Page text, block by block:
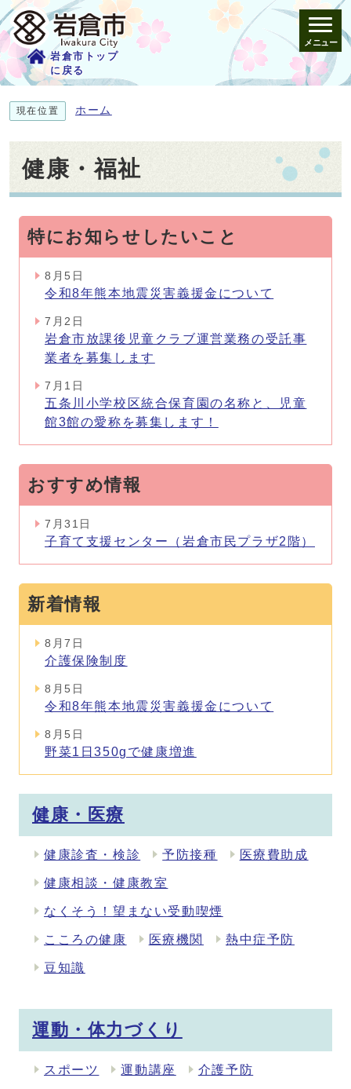
岩倉市トップ
に戻る
メニュー
現在位置 ホーム
健康・福祉
特にお知らせしたいこと
8月5日
令和8年熊本地震災害義援金について
7月2日
岩倉市放課後児童クラブ運営業務の受託事
業者を募集します
7月1日
五条川小学校区統合保育園の名称と、児童
館3館の愛称を募集します！
おすすめ情報
7月31日
子育て支援センター（岩倉市民プラザ2階）
新着情報
8月7日
介護保険制度
8月5日
令和8年熊本地震災害義援金について
8月5日
野菜1日350gで健康増進
メインメニュー
健康・医療
健康診査・検診 予防接種 医療費助成
健康相談・健康教室
なくそう！望まない受動喫煙
こころの健康 医療機関 熱中症予防
豆知識
運動・体力づくり
スポーツ 運動講座 介護予防